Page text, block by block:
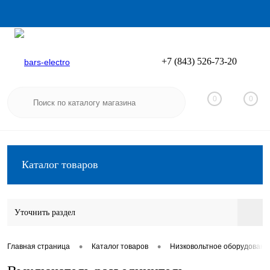
Вход
+7 (843) 526-73-20
0 0
Каталог товаров
Уточнить раздел
Главная страница • Каталог товаров • Низковольтное